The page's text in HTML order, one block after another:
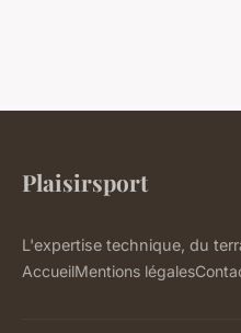
Plaisirsport
L'expertise technique, du
AccueilMentions légales